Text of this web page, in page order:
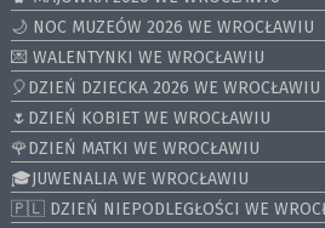
🌙 NOC MUZEÓW 2026 WE WROCŁAWIU
💌 WALENTYNKI WE WROCŁAWIU
🎈DZIEŃ DZIECKA 2026 WE WROCŁAWIU
🌷DZIEŃ KOBIET WE WROCŁAWIU
🌹DZIEŃ MATKI WE WROCŁAWIU
🎓JUWENALIA WE WROCŁAWIU
🇵🇱 DZIEŃ NIEPODLEGŁOŚCI WE